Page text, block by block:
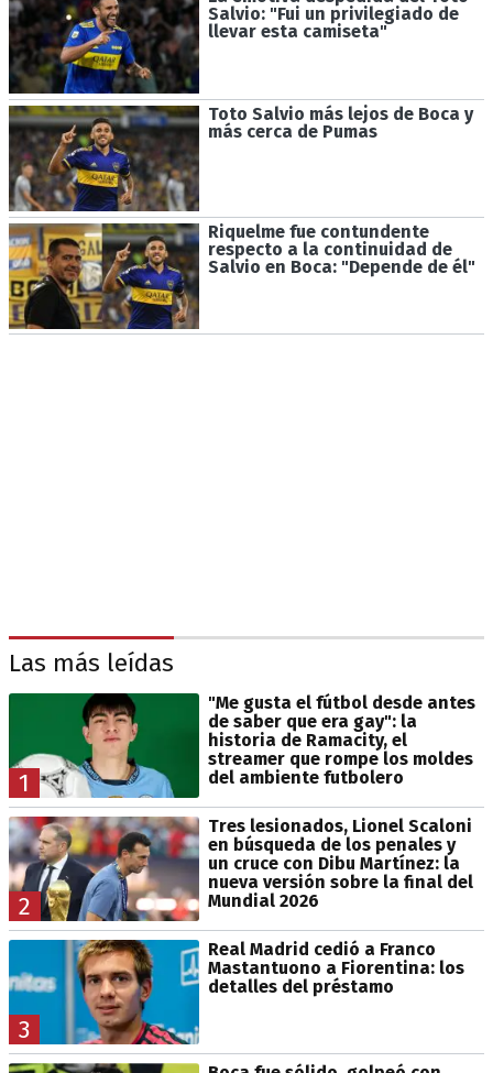
Salvio: "Fui un privilegiado de
llevar esta camiseta"
Toto Salvio más lejos de Boca y
más cerca de Pumas
Riquelme fue contundente
respecto a la continuidad de
Salvio en Boca: "Depende de él"
Las más leídas
1
"Me gusta el fútbol desde antes
de saber que era gay": la
historia de Ramacity, el
streamer que rompe los moldes
del ambiente futbolero
2
Tres lesionados, Lionel Scaloni
en búsqueda de los penales y
un cruce con Dibu Martínez: la
nueva versión sobre la final del
Mundial 2026
3
Real Madrid cedió a Franco
Mastantuono a Fiorentina: los
detalles del préstamo